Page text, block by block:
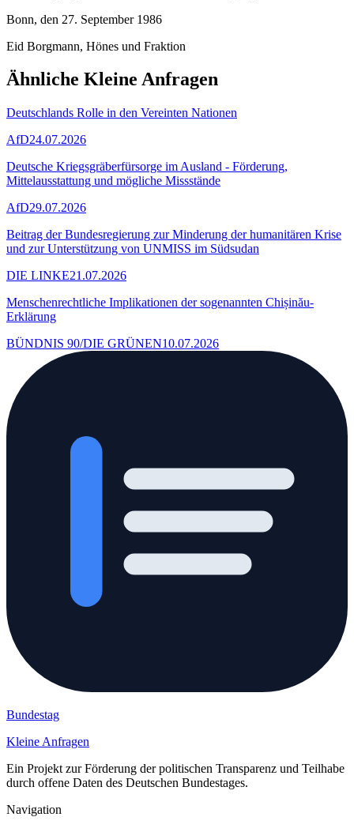
Bonn, den 27. September 1986
Eid Borgmann, Hönes und Fraktion
Ähnliche Kleine Anfragen
Deutschlands Rolle in den Vereinten Nationen
AfD24.07.2026
Deutsche Kriegsgräberfürsorge im Ausland - Förderung,
Mittelausstattung und mögliche Missstände
AfD29.07.2026
Beitrag der Bundesregierung zur Minderung der humanitären Krise
und zur Unterstützung von UNMISS im Südsudan
DIE LINKE21.07.2026
Menschenrechtliche Implikationen der sogenannten Chișinău-
Erklärung
BÜNDNIS 90/DIE GRÜNEN10.07.2026
Bundestag
Kleine Anfragen
Ein Projekt zur Förderung der politischen Transparenz und Teilhabe
durch offene Daten des Deutschen Bundestages.
Navigation